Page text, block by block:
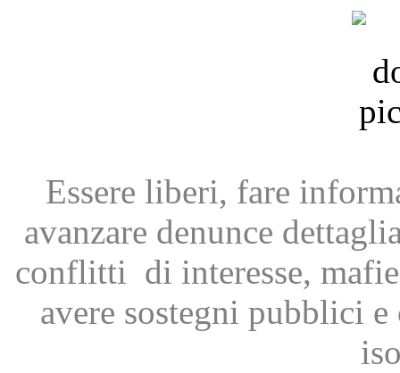
Essere liberi, fare
avanzare denunce
conflitti di interesse,
avere sostegni pubblici